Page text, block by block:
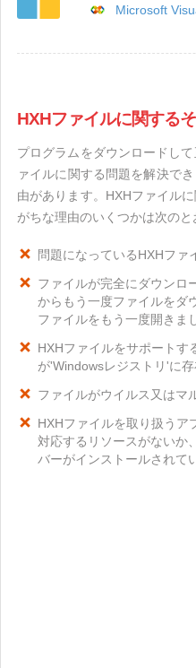
Microsoft
HXHファイルに関する
プログラムをダウンロードし
ァイルに関する問題を解決で
由があります。HXHファイル
がちな理由のいくつかは次のと
問題になっているHXHファ
ファイルが完全にダウンロ
からもう一度ファイルをダ
ファイルをもう一度開きま
HXHファイルをサポートす
が'Windowsレジストリ'に
ファイルがウイルス又はマ
HXHファイルを取り扱うア
対応するリソースがないか
バーがインストールされて